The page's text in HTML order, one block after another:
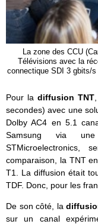
La zone des CCU
Télévisions avec la
connectique SDI 3 gbits/
Pour la diffusion TNT
secondes) avec une
Dolby AC4 en 5.1
Samsung via
STMicroelectronics,
comparaison, la TNT
T1. La diffusion était
TDF. Donc, pour les
De son côté, la
sur un canal